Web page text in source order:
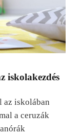
iskolakezdés
az iskolában
a ceruzák